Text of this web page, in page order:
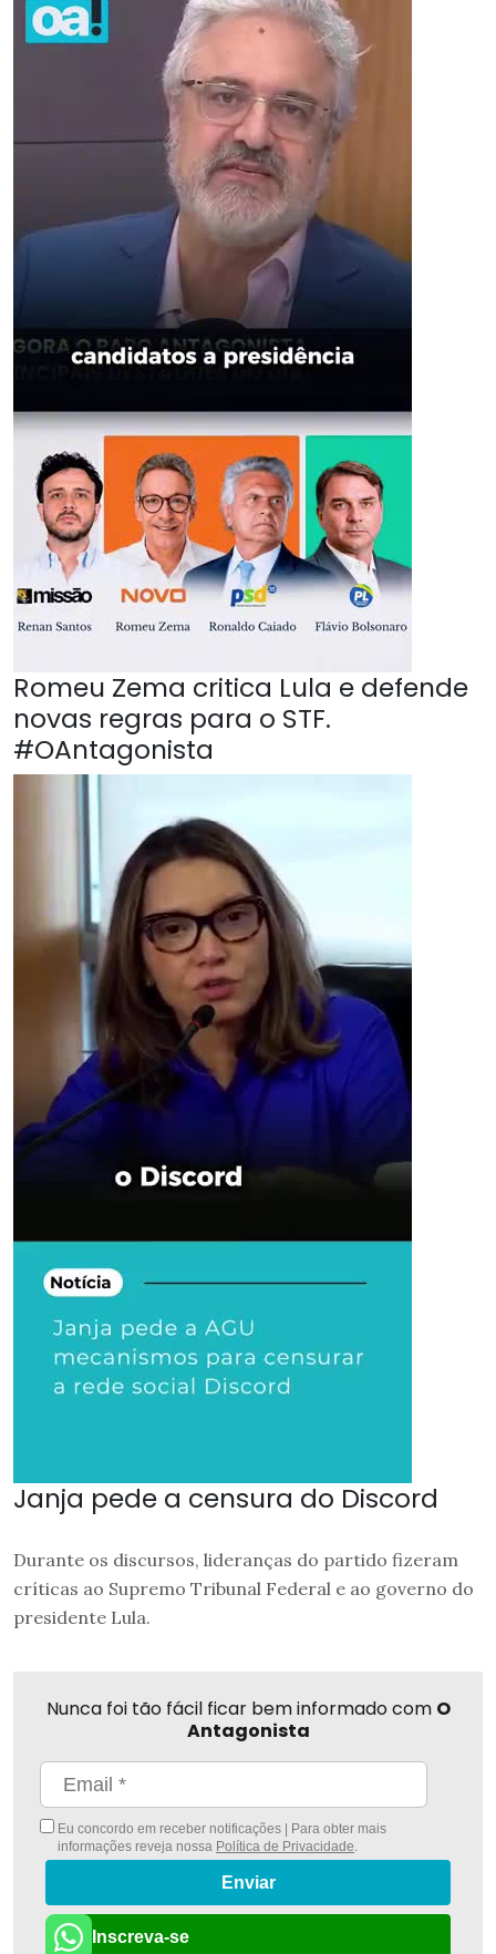
Romeu Zema critica Lula e defende
novas regras para o STF.
#OAntagonista
Janja pede a censura do Discord
Durante os discursos, lideranças do partido fizeram
críticas ao Supremo Tribunal Federal e ao governo do
presidente Lula.
Nunca foi tão fácil ficar bem informado com O
Antagonista
Eu concordo em receber notificações | Para obter mais
informações reveja nossa Política de Privacidade.
Enviar
Inscreva-se